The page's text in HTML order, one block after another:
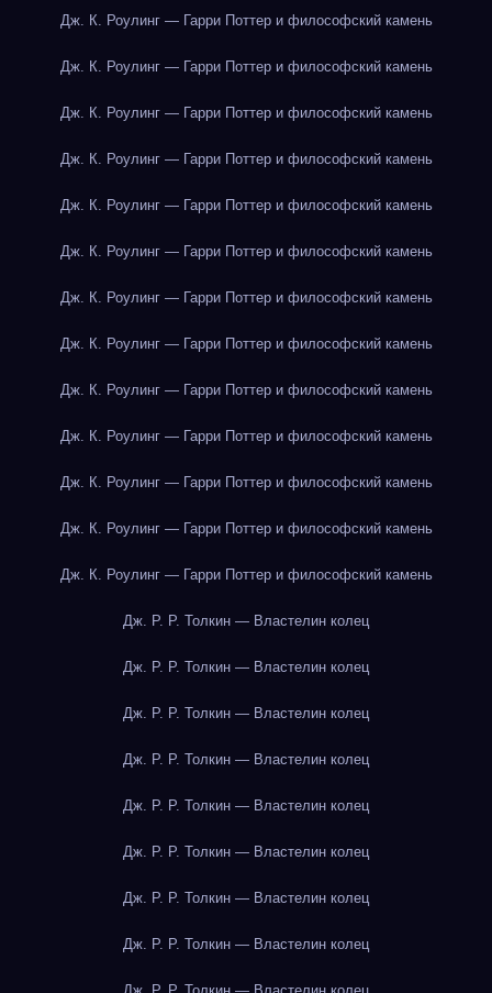
Дж. К. Роулинг — Гарри Поттер и философский камень
Дж. К. Роулинг — Гарри Поттер и философский камень
Дж. К. Роулинг — Гарри Поттер и философский камень
Дж. К. Роулинг — Гарри Поттер и философский камень
Дж. К. Роулинг — Гарри Поттер и философский камень
Дж. К. Роулинг — Гарри Поттер и философский камень
Дж. К. Роулинг — Гарри Поттер и философский камень
Дж. К. Роулинг — Гарри Поттер и философский камень
Дж. К. Роулинг — Гарри Поттер и философский камень
Дж. К. Роулинг — Гарри Поттер и философский камень
Дж. К. Роулинг — Гарри Поттер и философский камень
Дж. К. Роулинг — Гарри Поттер и философский камень
Дж. К. Роулинг — Гарри Поттер и философский камень
Дж. Р. Р. Толкин — Властелин колец
Дж. Р. Р. Толкин — Властелин колец
Дж. Р. Р. Толкин — Властелин колец
Дж. Р. Р. Толкин — Властелин колец
Дж. Р. Р. Толкин — Властелин колец
Дж. Р. Р. Толкин — Властелин колец
Дж. Р. Р. Толкин — Властелин колец
Дж. Р. Р. Толкин — Властелин колец